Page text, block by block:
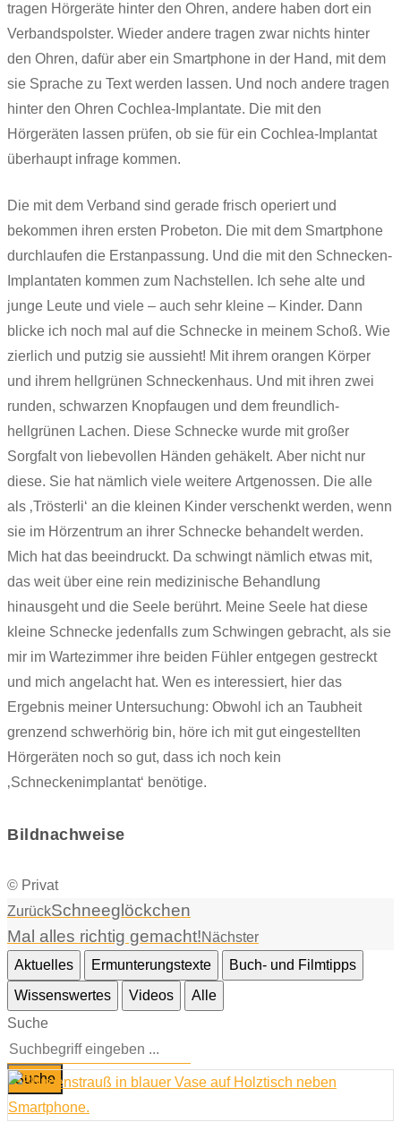
tragen Hörgeräte hinter den Ohren, andere haben dort ein
Verbandspolster. Wieder andere tragen zwar nichts hinter
den Ohren, dafür aber ein Smartphone in der Hand, mit dem
sie Sprache zu Text werden lassen. Und noch andere tragen
hinter den Ohren Cochlea-Implantate. Die mit den
Hörgeräten lassen prüfen, ob sie für ein Cochlea-Implantat
überhaupt infrage kommen.
Die mit dem Verband sind gerade frisch operiert und
bekommen ihren ersten Probeton. Die mit dem Smartphone
durchlaufen die Erstanpassung. Und die mit den Schnecken-
Implantaten kommen zum Nachstellen. Ich sehe alte und
junge Leute und viele – auch sehr kleine – Kinder. Dann
blicke ich noch mal auf die Schnecke in meinem Schoß. Wie
zierlich und putzig sie aussieht! Mit ihrem orangen Körper
und ihrem hellgrünen Schneckenhaus. Und mit ihren zwei
runden, schwarzen Knopfaugen und dem freundlich-
hellgrünen Lachen. Diese Schnecke wurde mit großer
Sorgfalt von liebevollen Händen gehäkelt. Aber nicht nur
diese. Sie hat nämlich viele weitere Artgenossen. Die alle
als ‚Trösterli‘ an die kleinen Kinder verschenkt werden, wenn
sie im Hörzentrum an ihrer Schnecke behandelt werden.
Mich hat das beeindruckt. Da schwingt nämlich etwas mit,
das weit über eine rein medizinische Behandlung
hinausgeht und die Seele berührt. Meine Seele hat diese
kleine Schnecke jedenfalls zum Schwingen gebracht, als sie
mir im Wartezimmer ihre beiden Fühler entgegen gestreckt
und mich angelacht hat. Wen es interessiert, hier das
Ergebnis meiner Untersuchung: Obwohl ich an Taubheit
grenzend schwerhörig bin, höre ich mit gut eingestellten
Hörgeräten noch so gut, dass ich noch kein
‚Schneckenimplantat‘ benötige.
Bildnachweise
© Privat
ZurückSchneeglöckchen
Mal alles richtig gemacht!Nächster
Aktuelles
Ermunterungstexte
Buch- und Filmtipps
Wissenswertes
Videos
Alle
Suche
Suche